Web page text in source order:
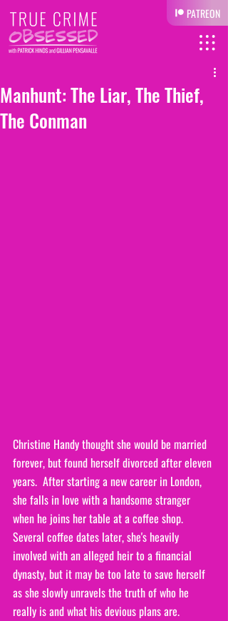
PATREON
Manhunt: The Liar, The Thief,
The Conman
Christine Handy thought she would be married
forever, but found herself divorced after eleven
years.  After starting a new career in London,
she falls in love with a handsome stranger
when he joins her table at a coffee shop.
Several coffee dates later, she's heavily
involved with an alleged heir to a financial
dynasty, but it may be too late to save herself
as she slowly unravels the truth of who he
really is and what his devious plans are.